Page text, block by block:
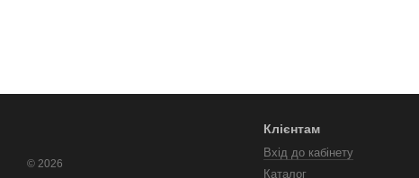
© 2026
Клієнтам
Вхід до кабінету
Каталог